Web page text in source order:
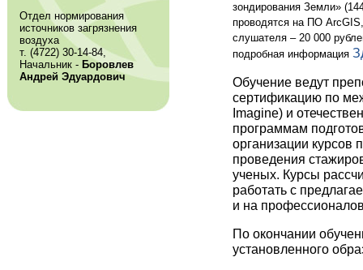
Отдел нормирования
источников загрязнения
воздуха
т. (4722) 30-14-84,
Начальник - Боровлев
Андрей Эдуардович
зондирования Земли»
проводятся на ПО
слушателя – 20 000
подробная информация
Обучение ведут
сертификацию по
Imagine) и
программам
организации
проведения
ученых. Курсы
работать с
и на
По окончании
установленного